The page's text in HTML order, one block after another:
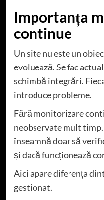
Importanța
continue
Un site nu este un
evoluează. Se fac
schimbă integrări.
introduce probleme.
Fără monitorizare
neobservate mult
înseamnă doar să
și dacă funcționează
Aici apare diferența
gestionat.